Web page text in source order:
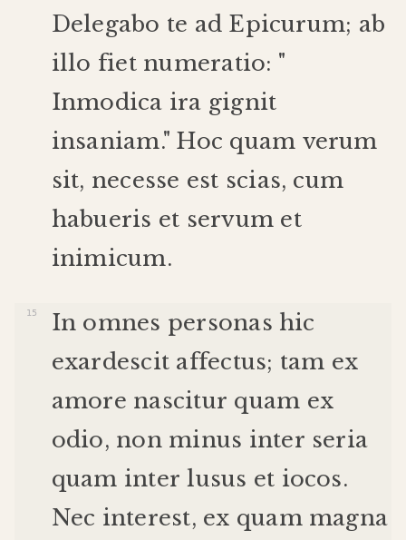
Delegabo te ad Epicurum; ab
illo fiet numeratio: "
Inmodica ira gignit
insaniam." Hoc quam verum
sit, necesse est scias, cum
habueris et servum et
inimicum.
In omnes personas hic
exardescit affectus; tam ex
amore nascitur quam ex
odio, non minus inter seria
quam inter lusus et iocos.
Nec interest, ex quam magna